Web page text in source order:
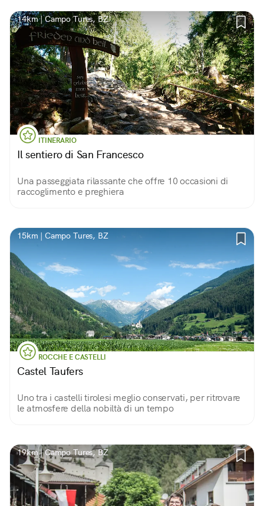
14km | Campo Tures, BZ
ITINERARIO
Il sentiero di San Francesco
Una passeggiata rilassante che offre 10 occasioni di
raccoglimento e preghiera
15km | Campo Tures, BZ
ROCCHE E CASTELLI
Castel Taufers
Uno tra i castelli tirolesi meglio conservati, per ritrovare
le atmosfere della nobiltà di un tempo
19km | Campo Tures, BZ